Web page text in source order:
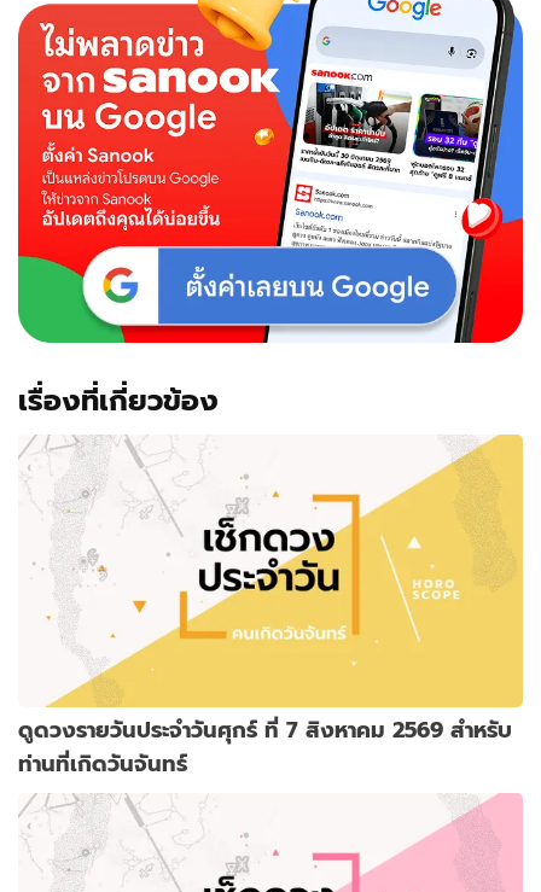
เรื่องที่เกี่ยวข้อง
ดูดวงรายวันประจำวันศุกร์ ที่ 7 สิงหาคม 2569 สำหรับ
ท่านที่เกิดวันจันทร์